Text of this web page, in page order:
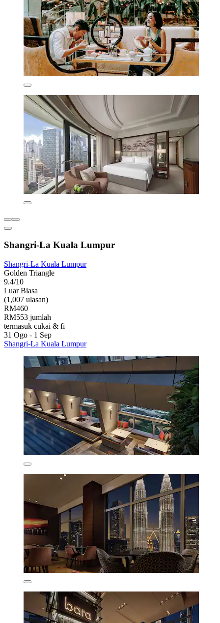
Shangri-La Kuala Lumpur
Shangri-La Kuala Lumpur
Golden Triangle
9.4/10
Luar Biasa
(1,007 ulasan)
RM460
RM553 jumlah
termasuk cukai & fi
31 Ogo - 1 Sep
Shangri-La Kuala Lumpur